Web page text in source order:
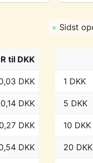
● Sidst
til DKK
DKK
0,14 DKK
0,27 DKK
DKK
1 DKK
5 DKK
10 DKK
20 DKK